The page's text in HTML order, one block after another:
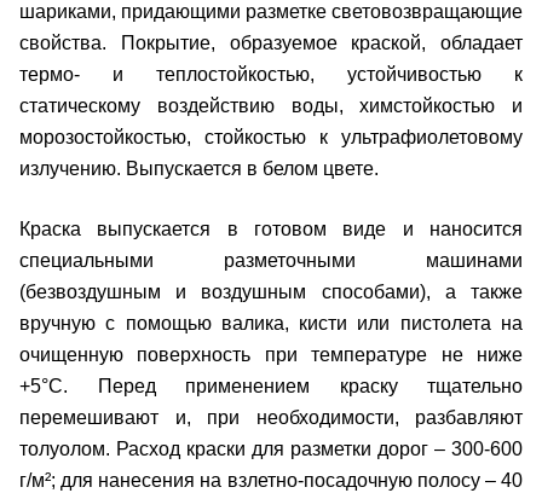
шариками, придающими разметке световозвращающие
свойства. Покрытие, образуемое краской, обладает
термо- и теплостойкостью, устойчивостью к
статическому воздействию воды, химстойкостью и
морозостойкостью, стойкостью к ультрафиолетовому
излучению. Выпускается в белом цвете.
Краска выпускается в готовом виде и наносится
специальными разметочными машинами
(безвоздушным и воздушным способами), а также
вручную с помощью валика, кисти или пистолета на
очищенную поверхность при температуре не ниже
+5°С. Перед применением краску тщательно
перемешивают и, при необходимости, разбавляют
толуолом. Расход краски для разметки дорог – 300-600
г/м²; для нанесения на взлетно-посадочную полосу – 40